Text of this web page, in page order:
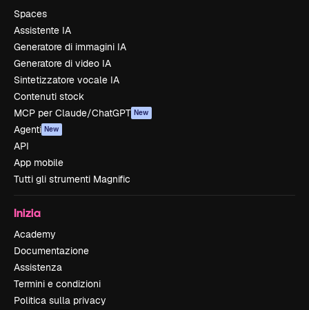
Spaces
Assistente IA
Generatore di immagini IA
Generatore di video IA
Sintetizzatore vocale IA
Contenuti stock
MCP per Claude/ChatGPT New
Agenti New
API
App mobile
Tutti gli strumenti Magnific
Inizia
Academy
Documentazione
Assistenza
Termini e condizioni
Politica sulla privacy